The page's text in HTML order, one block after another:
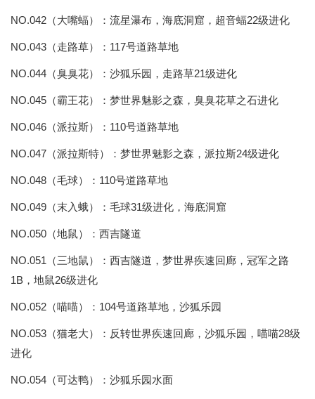
NO.042（大嘴蝠）：流星瀑布，海底洞窟，超音蝠22级进化
NO.043（走路草）：117号道路草地
NO.044（臭臭花）：沙狐乐园，走路草21级进化
NO.045（霸王花）：梦世界魅影之森，臭臭花草之石进化
NO.046（派拉斯）：110号道路草地
NO.047（派拉斯特）：梦世界魅影之森，派拉斯24级进化
NO.048（毛球）：110号道路草地
NO.049（末入蛾）：毛球31级进化，海底洞窟
NO.050（地鼠）：西吉隧道
NO.051（三地鼠）：西吉隧道，梦世界疾速回廊，冠军之路
1B，地鼠26级进化
NO.052（喵喵）：104号道路草地，沙狐乐园
NO.053（猫老大）：反转世界疾速回廊，沙狐乐园，喵喵28级
进化
NO.054（可达鸭）：沙狐乐园水面